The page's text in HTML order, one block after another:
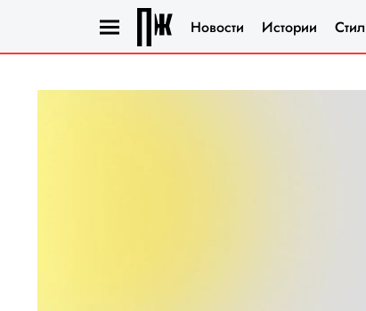
Новости Истории